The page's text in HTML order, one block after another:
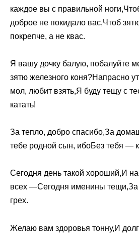
каждое вы с правильной
доброе не покидало вас,Чтоб
покрепче, а не квас.
Я вашу дочку балую, побалуйте
зятю железного коня?Напрасно
мол, любит взять,Я буду тещу с
катать!
За тепло, добро спасибо,За
тебе родной сын, ибоБез тебя —
Сегодня день такой хороший,И
всех —Сегодня именины тещи,За
грех.
Желаю вам здоровья тонну,И